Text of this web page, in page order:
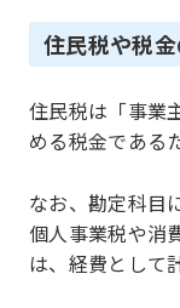
住民税や税
住民税は「事業
める税金である
なお、勘定科目
個人事業税や消
は、経費として